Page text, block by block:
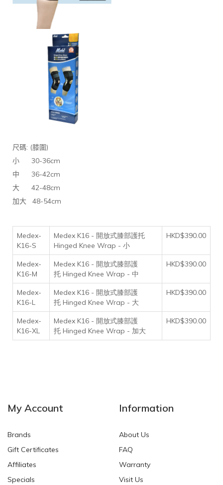
尺碼: (膝圍 )
小 30-36cm
中 36-42cm
大 42-48cm
加大 48-54cm
Medex-
K16-S
Medex K16 - 開放式膝部護托
Hinged Knee Wrap - 小
HKD$390.00
Medex-
K16-M
Medex K16 - 開放式膝部護
托 Hinged Knee Wrap - 中
HKD$390.00
Medex-
K16-L
Medex K16 - 開放式膝部護
托 Hinged Knee Wrap - 大
HKD$390.00
Medex-
K16-XL
Medex K16 - 開放式膝部護
托 Hinged Knee Wrap - 加大
HKD$390.00
My Account
Brands
Gift Certificates
Affiliates
Specials
Information
About Us
FAQ
Warranty
Visit Us